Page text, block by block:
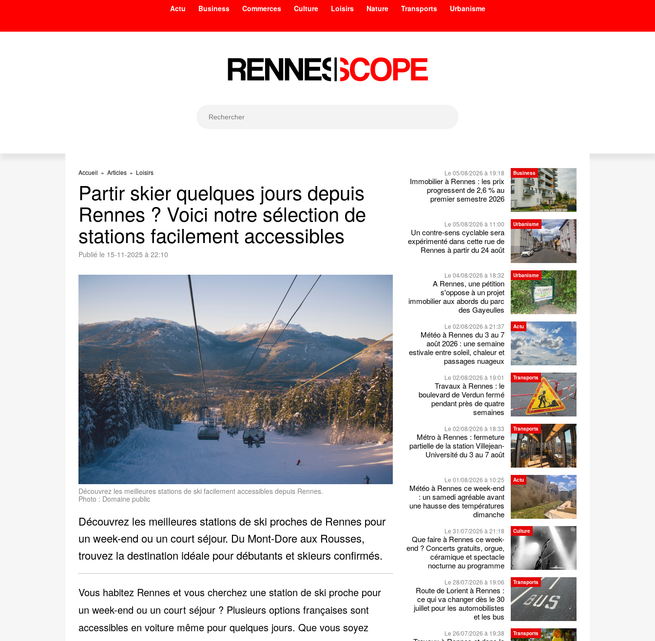
Actu Business Commerces Culture Loisirs Nature Transports Urbanisme
Accueil »Articles » Loisirs
Partir skier quelques jours depuis
Rennes ? Voici notre sélection de
stations facilement accessibles
Publié le 15-11-2025 à 22:10
Découvrez les meilleures stations de ski facilement accessibles depuis Rennes.
Photo : Domaine public
Découvrez les meilleures stations de ski proches de Rennes pour
un week-end ou un court séjour. Du Mont-Dore aux Rousses,
trouvez la destination idéale pour débutants et skieurs confirmés.
Vous habitez Rennes et vous cherchez unestation de ski proche pour
un week-end ou un court séjour ? Plusieurs options françaises sont
accessibles en voiture même pour quelques jours. Que vous soyez
Le 05/08/2026 à 19:18
Immobilier à Rennes : les prix
progressent de 2,6 % au
premier semestre 2026
Business
Le 05/08/2026 à 11:00
Un contre-sens cyclable sera
expérimenté dans cette rue de
Rennes à partir du 24 août
Urbanisme
Le 04/08/2026 à 18:32
A Rennes, une pétition
s'oppose à un projet
immobilier aux abords du parc
des Gayeulles
Urbanisme
Le 02/08/2026 à 21:37
Météo à Rennes du 3 au 7
août 2026 : une semaine
estivale entre soleil, chaleur et
passages nuageux
Actu
Le 02/08/2026 à 19:01
Travaux à Rennes : le
boulevard de Verdun fermé
pendant près de quatre
semaines
Transports
Le 02/08/2026 à 18:33
Métro à Rennes : fermeture
partielle de la station Villejean-
Université du 3 au 7 août
Transports
Le 01/08/2026 à 10:25
Météo à Rennes ce week-end
: un samedi agréable avant
une hausse des températures
dimanche
Actu
Le 31/07/2026 à 21:18
Que faire à Rennes ce week-
end ? Concerts gratuits, orgue,
céramique et spectacle
nocturne au programme
Culture
Le 28/07/2026 à 19:06
Route de Lorient à Rennes :
ce qui va changer dès le 30
juillet pour les automobilistes
et les bus
Transports
Le 26/07/2026 à 19:38 Transports